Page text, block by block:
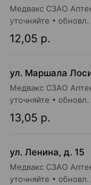
Медвакс СЗАО
12,05 р.
уточняйте обновл.
ул. Маршала
Медвакс СЗАО
13,05 р.
уточняйте обновл.
ул. Ленина, д. 15
Медвакс СЗАО
уточняйте обновл.